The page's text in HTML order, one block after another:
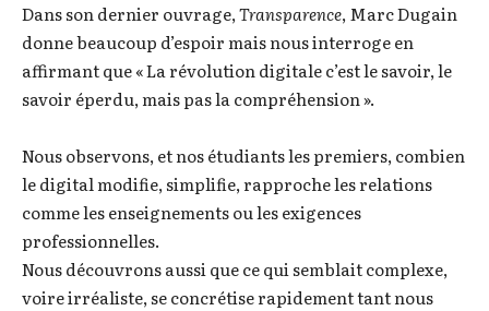
Dans son dernier ouvrage,Transparence, Marc Dugain
donne beaucoup d’espoir mais nous interroge en
affirmant que « La révolution digitale c’est le savoir, le
savoir éperdu, mais pas la compréhension ».
Nous observons, et nos étudiants les premiers, combien
le digital modifie, simplifie, rapproche les relations
comme les enseignements ou les exigences
professionnelles.
Nous découvrons aussi que ce qui semblait complexe,
voire irréaliste, se concrétise rapidement tant nous